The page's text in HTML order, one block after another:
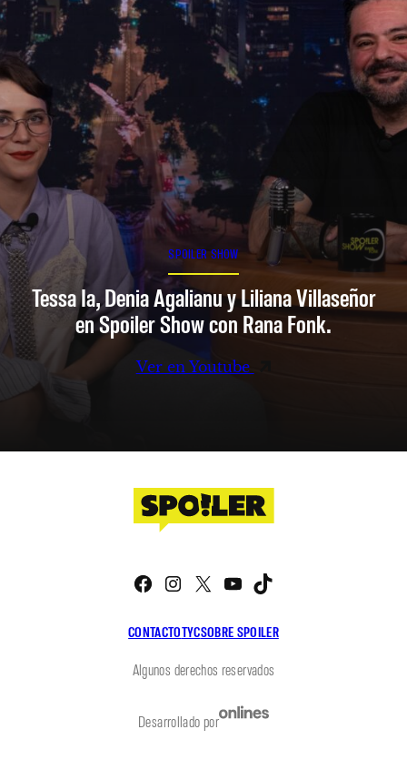
SPOILER SHOW
Tessa Ia, Denia Agalianu y Liliana Villaseñor
en Spoiler Show con Rana Fonk.
Ver en Youtube
CONTACTOTYCSOBRE SPOILER
Facebook
Instagram
X YouTube
Algunos derechos reservados
Desarrollado por